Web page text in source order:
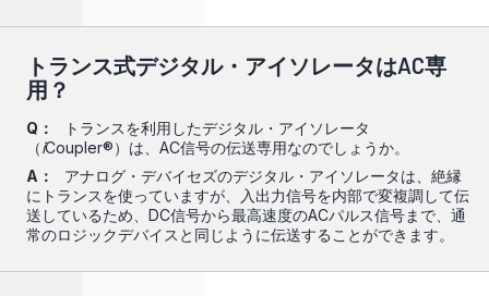
トランス式デジタル・アイソレータはAC専
用？
Q：
トランスを利用したデジタル・アイソレータ
（iCoupler®）は、AC信号の伝送専用なのでしょうか。
A：
アナログ・デバイセズのデジタル・アイソレータは、絶縁
にトランスを使っていますが、入出力信号を内部で変複調して伝
送しているため、DC信号から最高速度のACパルス信号まで、通
常のロジックデバイスと同じように伝送することができます。